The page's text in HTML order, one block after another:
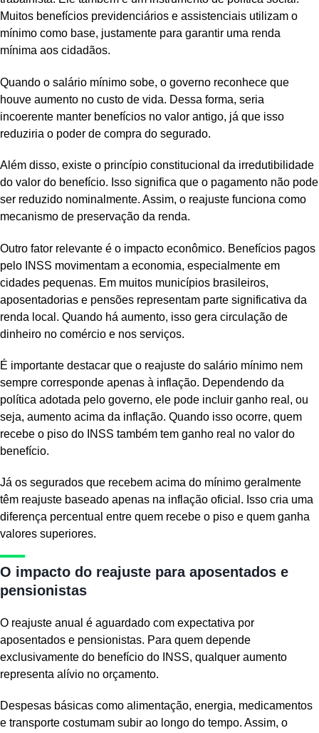
Muitos benefícios previdenciários e assistenciais utilizam o
mínimo como base, justamente para garantir uma renda
mínima aos cidadãos.
Quando o salário mínimo sobe, o governo reconhece que
houve aumento no custo de vida. Dessa forma, seria
incoerente manter benefícios no valor antigo, já que isso
reduziria o poder de compra do segurado.
Além disso, existe o princípio constitucional da irredutibilidade
do valor do benefício. Isso significa que o pagamento não pode
ser reduzido nominalmente. Assim, o reajuste funciona como
mecanismo de preservação da renda.
Outro fator relevante é o impacto econômico. Benefícios pagos
pelo INSS movimentam a economia, especialmente em
cidades pequenas. Em muitos municípios brasileiros,
aposentadorias e pensões representam parte significativa da
renda local. Quando há aumento, isso gera circulação de
dinheiro no comércio e nos serviços.
É importante destacar que o reajuste do salário mínimo nem
sempre corresponde apenas à inflação. Dependendo da
política adotada pelo governo, ele pode incluir ganho real, ou
seja, aumento acima da inflação. Quando isso ocorre, quem
recebe o piso do INSS também tem ganho real no valor do
benefício.
Já os segurados que recebem acima do mínimo geralmente
têm reajuste baseado apenas na inflação oficial. Isso cria uma
diferença percentual entre quem recebe o piso e quem ganha
valores superiores.
O impacto do reajuste para aposentados e
pensionistas
O reajuste anual é aguardado com expectativa por
aposentados e pensionistas. Para quem depende
exclusivamente do benefício do INSS, qualquer aumento
representa alívio no orçamento.
Despesas básicas como alimentação, energia, medicamentos
e transporte costumam subir ao longo do tempo. Assim, o